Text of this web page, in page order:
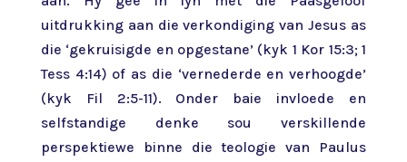
uitdrukking aan die verkondiging van Jesus as
die ‘gekruisigde en opgestane’ (kyk 1 Kor 15:3; 1
Tess 4:14) of as die ‘vernederde en verhoogde’
(kyk Fil 2:5-11). Onder baie invloede en
selfstandige denke sou verskillende
perspektiewe binne die teologie van Paulus